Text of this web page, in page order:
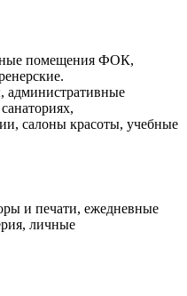
помещения ФОК,
салоны красоты, учебные
и печати, ежедневные
личные